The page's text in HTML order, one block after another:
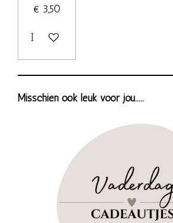
€ 3,50
In winkelwagen
Misschien ook leuk voor jou.....